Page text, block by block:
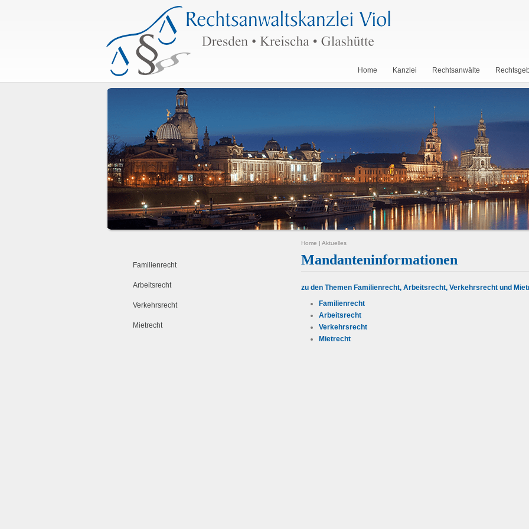
Home Kanzlei Rechtsanwälte
Familienrecht
Arbeitsrecht
Verkehrsrecht
Mietrecht
Home | Aktuelles
Mandanteninformationen
zu den Themen Familienrecht, Arbeitsrecht, Verkehrsrecht und
Familienrecht
Arbeitsrecht
Verkehrsrecht
Mietrecht